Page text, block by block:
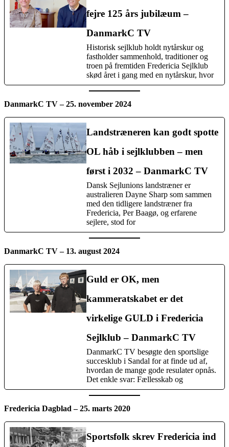
fejre 125 års jubilæum –
DanmarkC TV
Historisk sejlklub holdt nytårskur og
fastholder sammenhold, traditioner og
troen på fremtiden Fredericia Sejlklub
skød året i gang med en nytårskur, hvor
DanmarkC TV – 25. november 2024
Landstræneren kan godt spotte
OL håb i sejlklubben – men
først i 2032 – DanmarkC TV
Dansk Sejlunions landstræner er
australieren Dayne Sharp som sammen
med den tidligere landstræner fra
Fredericia, Per Baagø, og erfarene
sejlere, stod for
DanmarkC TV – 13. august 2024
Guld er OK, men
kammeratskabet er det
virkelige GULD i Fredericia
Sejlklub – DanmarkC TV
DanmarkC TV besøgte den sportslige
succesklub i Sandal for at finde ud af,
hvordan de mange gode resulater opnås.
Det enkle svar: Fællesskab og
Fredericia Dagblad – 25. marts 2020
Sportsfolk skrev Fredericia ind